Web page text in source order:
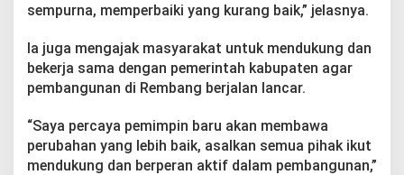
sempurna, memperbaiki yang kurang baik,” jelasnya.
Ia juga mengajak masyarakat untuk mendukung dan
bekerja sama dengan pemerintah kabupaten agar
pembangunan di Rembang berjalan lancar.
“Saya percaya pemimpin baru akan membawa
perubahan yang lebih baik, asalkan semua pihak ikut
mendukung dan berperan aktif dalam pembangunan,”